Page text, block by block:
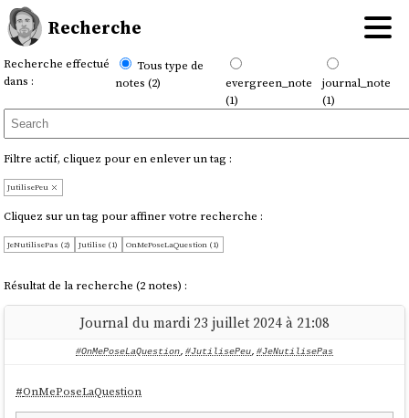
Recherche
Recherche effectué
dans :
Tous type de
notes (2)
evergreen_note
(1)
journal_note
(1)
Filtre actif, cliquez pour en enlever un tag :
JutilisePeu
Cliquez sur un tag pour affiner votre recherche :
JeNutilisePas (2) Jutilise (1) OnMePoseLaQuestion (1)
Résultat de la recherche (2 notes) :
Journal du mardi 23 juillet 2024 à 21:08
#OnMePoseLaQuestion, #JutilisePeu, #JeNutilisePas
#OnMePoseLaQuestion